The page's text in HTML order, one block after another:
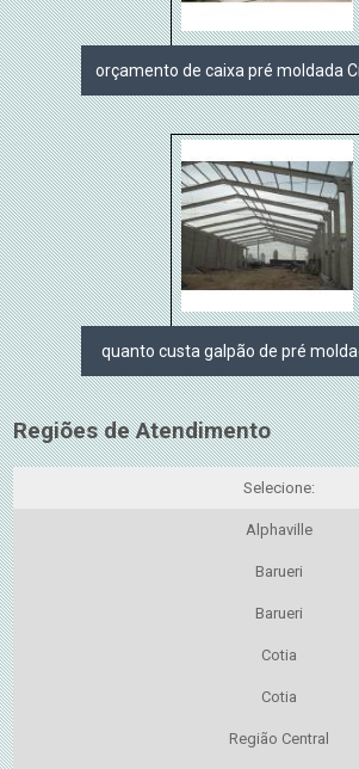
orçamento de caixa pré moldada
quanto custa galpão de pré
Regiões de Atendimento
Selecione:
Alphaville
Barueri
Barueri
Cotia
Cotia
Região Central